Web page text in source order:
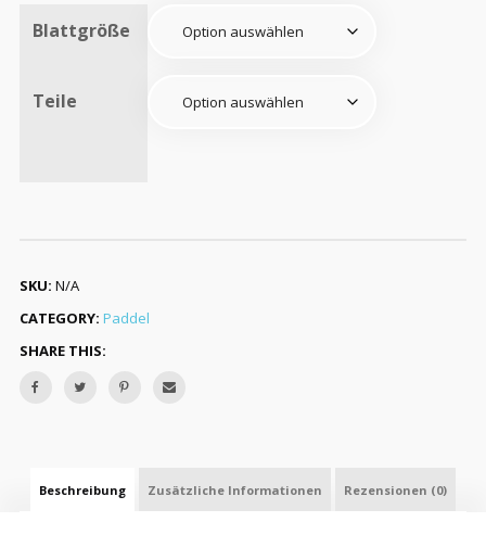
Blattgröße
Teile
SKU: N/A
CATEGORY: Paddel
SHARE THIS:
Beschreibung Zusätzliche Informationen Rezensionen (0)